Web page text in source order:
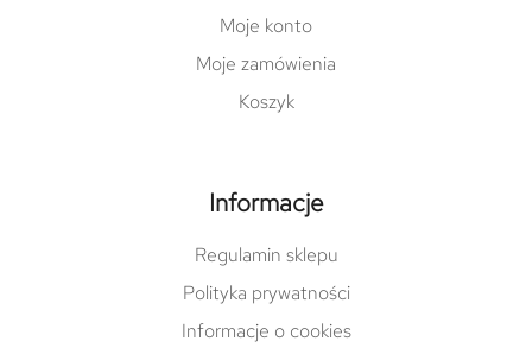
Moje konto
Moje zamówienia
Koszyk
Informacje
Regulamin sklepu
Polityka prywatności
Informacje o cookies